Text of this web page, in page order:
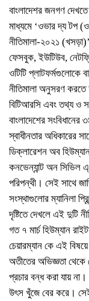
বাংলাদেশর জনগণ
মাধ্যমে ‘ওভার দ্য টপ
নীতিমালা-২০২১
ফেসবুক, ইউটিউব,
ওটিটি প্লাটফর্মগুলোকে
নীতিমালা অনুসরণ করতে
বিটিআরসি এবং তথ্য ও
বাংলাদেশের
স্বাধীনতার অধিকারের
ডিক্লারেশন অব
কনভেন্যান্ট অন সিভিল
পরিপন্থী। সেই সাথে
সংস্থাগুলোর ম্যানিলা
দৃষ্টিতে দেখলে এই দুটি
গত ৭ মার্চ হিউম্যান
চেয়ারম্যান কে এই
অতীতের অভিজ্ঞতা
প্রচার বন্ধ করা যায়
উৎস খুঁজে বের করে। সেই